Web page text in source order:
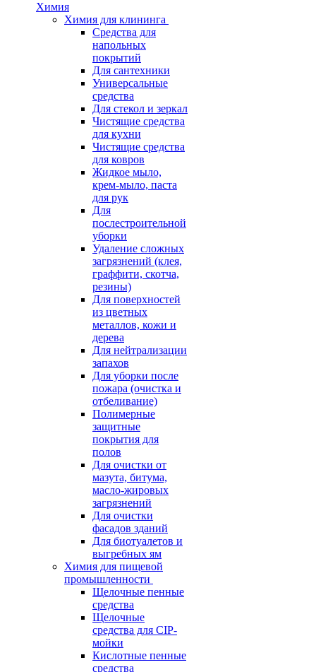
Химия
Химия для клининга
Средства для
напольных
покрытий
Для сантехники
Универсальные
средства
Для стекол и зеркал
Чистящие средства
для кухни
Чистящие средства
для ковров
Жидкое мыло,
крем-мыло, паста
для рук
Для
послестроительной
уборки
Удаление сложных
загрязнений (клея,
граффити, скотча,
резины)
Для поверхностей
из цветных
металлов, кожи и
дерева
Для нейтрализации
запахов
Для уборки после
пожара (очистка и
отбеливание)
Полимерные
защитные
покрытия для
полов
Для очистки от
мазута, битума,
масло-жировых
загрязнений
Для очистки
фасадов зданий
Для биотуалетов и
выгребных ям
Химия для пищевой
промышленности
Щелочные пенные
средства
Щелочные
средства для CIP-
мойки
Кислотные пенные
средства